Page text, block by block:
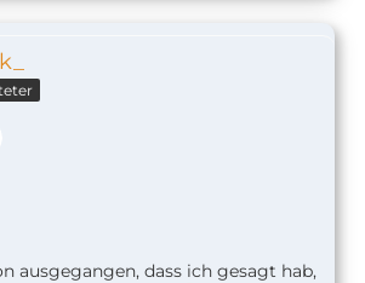
ausgegangen, dass ich gesagt hab,